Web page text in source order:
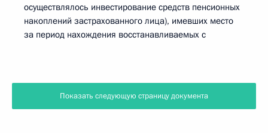
осуществлялось инвестирование средств пенсионных
накоплений застрахованного лица), имевших место
за период нахождения восстанавливаемых с
Показать следующую страницу документа